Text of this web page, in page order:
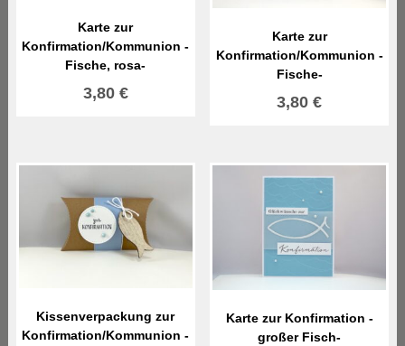
Karte zur
Konfirmation/Kommunion -
Fische, rosa-
3,80 €
Karte zur
Konfirmation/Kommunion -
Fische-
3,80€
Kissenverpackung zur
Konfirmation/Kommunion -
Karte zur Konfirmation -
großer Fisch-